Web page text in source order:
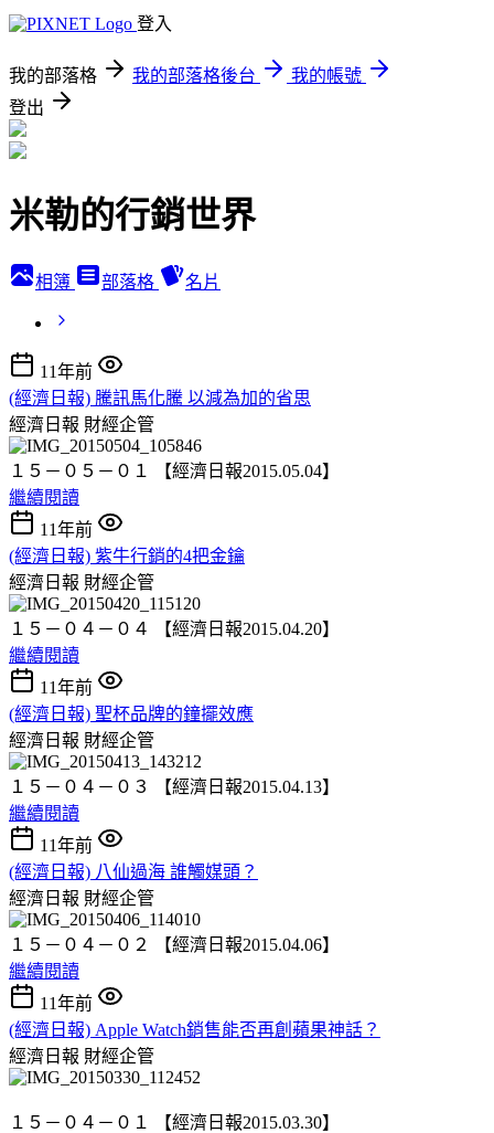
登入
我的部落格 我的部落格後台
我的帳號
登出
米勒的行銷世界
相簿 部落格 名片
11年前
(經濟日報) 騰訊馬化騰 以減為加的省思
經濟日報 財經企管
１５－０５－０１ 【經濟日報2015.05.04】
繼續閱讀
11年前
(經濟日報) 紫牛行銷的4把金鑰
經濟日報 財經企管
１５－０４－０４ 【經濟日報2015.04.20】
繼續閱讀
11年前
(經濟日報) 聖杯品牌的鐘擺效應
經濟日報 財經企管
１５－０４－０３ 【經濟日報2015.04.13】
繼續閱讀
11年前
(經濟日報) 八仙過海 誰觸媒頭？
經濟日報 財經企管
１５－０４－０２ 【經濟日報2015.04.06】
繼續閱讀
11年前
(經濟日報) Apple Watch銷售能否再創蘋果神話？
經濟日報 財經企管
１５－０４－０１ 【經濟日報2015.03.30】